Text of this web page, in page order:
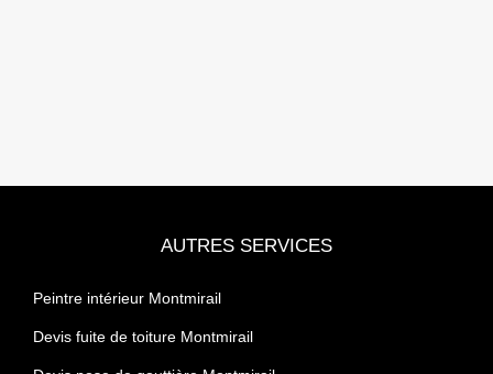
AUTRES SERVICES
Peintre intérieur Montmirail
Devis fuite de toiture Montmirail